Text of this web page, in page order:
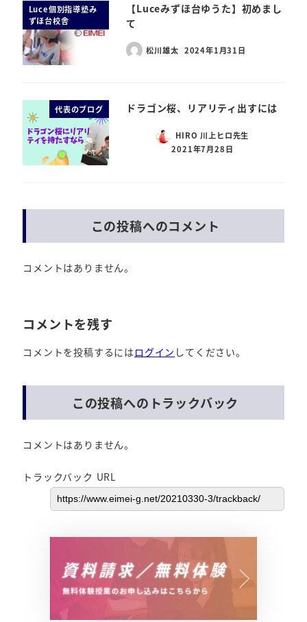
Luce個別指導塾み
ずほ台校舎
【Luceみずほ台ゆうた】初めまし
て
松川雄太 2024年1月31日
代表のブログ ドラゴン桜、リアリティ出すには
HIRO 川上ヒロ先生
2021年7月28日
この投稿へのコメント
コメントはありません。
コメントを残す
コメントを投稿するには ログイン してください。
この投稿へのトラックバック
コメントはありません。
トラックバック URL